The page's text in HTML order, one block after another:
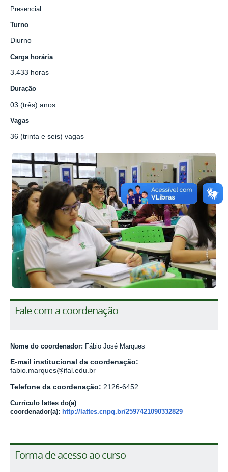
Presencial
Turno
Diurno
Carga horária
3.433 horas
Duração
03 (três) anos
Vagas
36 (trinta e seis) vagas
Fale com a coordenação
Nome do coordenador: Fábio José Marques
E-mail institucional da coordenação:
fabio.marques@ifal.edu.br
Telefone da coordenação: 2126-6452
Currículo lattes do(a)
coordenador(a): http://lattes.cnpq.br/2597421090332829
Forma de acesso ao curso